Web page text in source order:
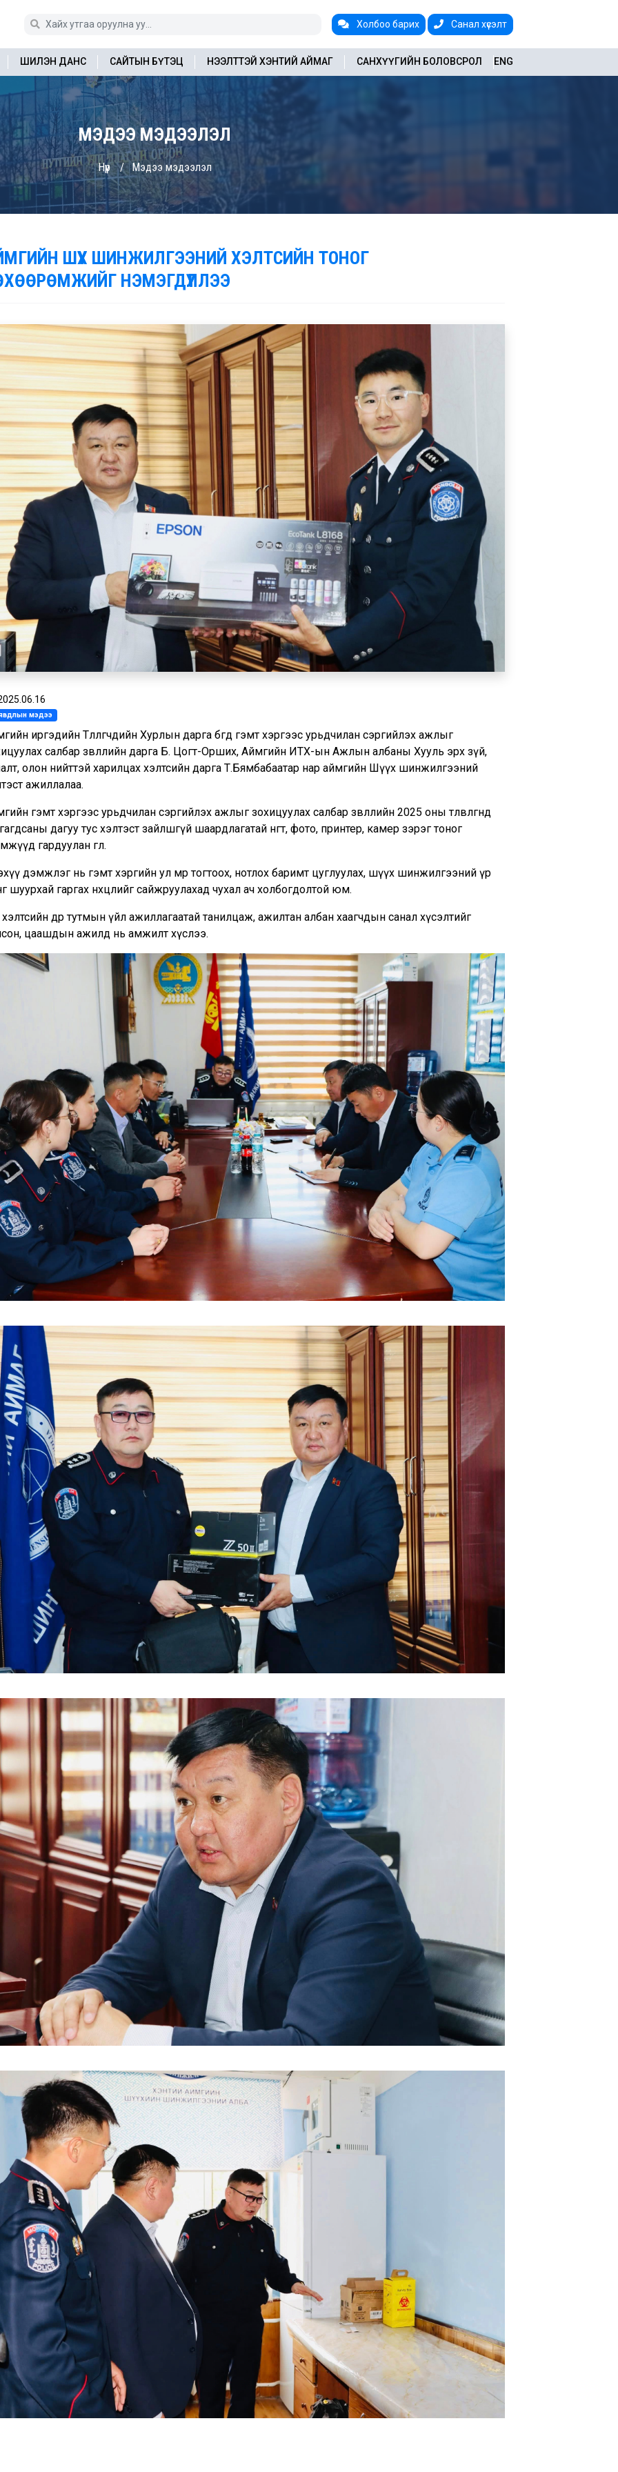
Холбоо барих Санал хүсэлт
ENG
ШИЛЭН ДАНС САЙТЫН БҮТЭЦ НЭЭЛТТЭЙ ХЭНТИЙ АЙМАГ САНХҮҮГИЙН БОЛОВСРОЛ
МЭДЭЭ МЭДЭЭЛЭЛ
Нүүр Мэдээ мэдээлэл
ШҮҮХ ШИНЖИЛГЭЭНИЙ ХЭЛТСИЙН ТОНОГ
НЭМЭГДҮҮЛЛЭЭ
явдлын мэдээ
иргэдийн Төлөөлөгчдийн Хурлын дарга бөгөөд гэмт хэргээс урьдчилан сэргийлэх ажлыг
салбар зөвлөлийн дарга Б. Цогт-Орших, Аймгийн ИТХ-ын Ажлын албаны Хууль эрх зүй,
олон нийттэй харилцах хэлтсийн дарга Т.Бямбабаатар нар аймгийн Шүүх шинжилгээний
ажиллалаа.
гэмт хэргээс урьдчилан сэргийлэх ажлыг зохицуулах салбар зөвлөлийн 2025 оны төлөвлөгөөнд
дагуу тус хэлтэст зайлшгүй шаардлагатай өнгөт, фото, принтер, камер зэрэг тоног
гардуулан өглөө.
дэмжлэг нь гэмт хэргийн ул мөр тогтоох, нотлох баримт цуглуулах, шүүх шинжилгээний үр
шуурхай гаргах нөхцөлийг сайжруулахад чухал ач холбогдолтой юм.
хэлтсийн өдөр тутмын үйл ажиллагаатай танилцаж, ажилтан албан хаагчдын санал хүсэлтийг
цаашдын ажилд нь амжилт хүслээ.